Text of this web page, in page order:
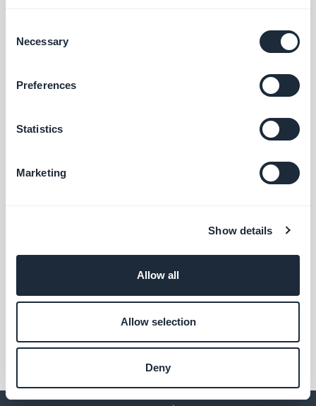
Selection
Necessary
Preferences
Statistics
Marketing
Show details
Allow all
Allow selection
Deny